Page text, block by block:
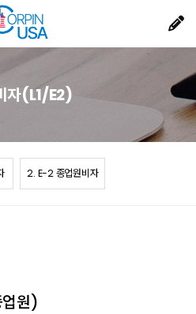
2. E-2 종업원비자
자(L1/E2)
업원)